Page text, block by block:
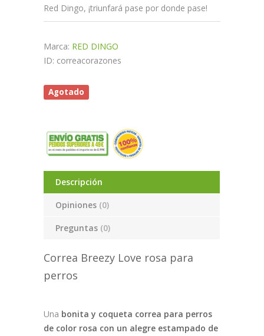
Red Dingo, ¡triunfará pase por donde pase!
Marca: RED DINGO
ID: correacorazones
Agotado
Descripción
Opiniones (0)
Preguntas (0)
Correa Breezy Love rosa para
perros
Una bonita y coqueta correa para perros
de color rosa con un alegre estampado de